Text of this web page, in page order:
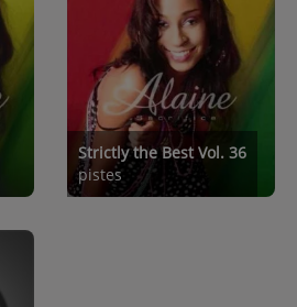
Strictly the Best Vol. 36
pistes